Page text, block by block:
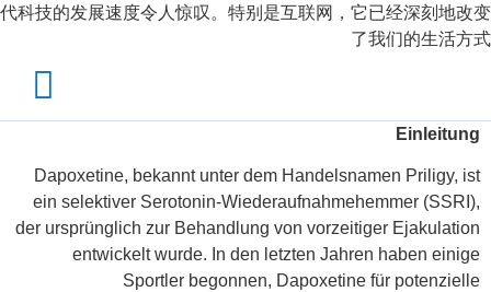
代科技的发展速度令人惊叹。特别是互联网，它已经深刻地改变
了我们的生活方式
Einleitung
Dapoxetine, bekannt unter dem Handelsnamen Priligy, ist
ein selektiver Serotonin-Wiederaufnahmehemmer (SSRI),
der ursprünglich zur Behandlung von vorzeitiger Ejakulation
entwickelt wurde. In den letzten Jahren haben einige
Sportler begonnen, Dapoxetine für potenzielle